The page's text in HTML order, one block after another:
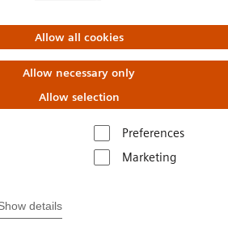
Allow all cookies
Allow necessary only
Allow selection
Preferences
Marketing
details